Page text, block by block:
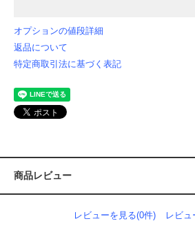
オプションの値段詳細
返品について
特定商取引法に基づく表記
商品レビュー
レビューを見る(0件) レビ